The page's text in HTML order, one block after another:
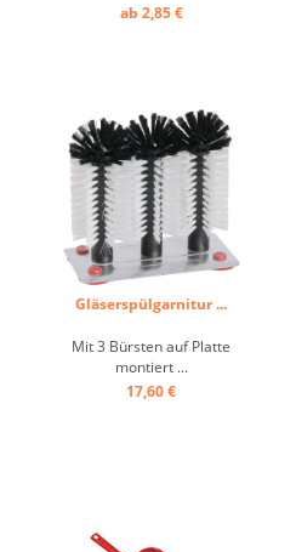
ab 2,85 €
Gläserspülgarnitur ...
Mit 3 Bürsten auf Platte
montiert ...
17,60 €